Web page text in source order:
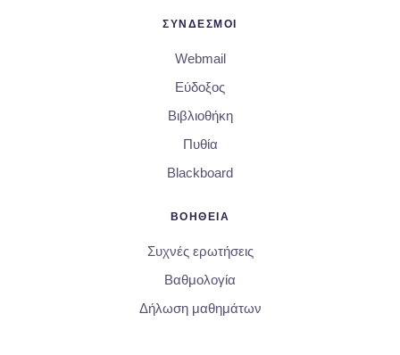
ΣΥΝΔΕΣΜΟΙ
Webmail
Εύδοξος
Βιβλιοθήκη
Πυθία
Blackboard
ΒΟΗΘΕΙΑ
Συχνές ερωτήσεις
Βαθμολογία
Δήλωση μαθημάτων